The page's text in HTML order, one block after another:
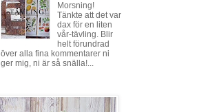
Morsning!
Tänkte att det var
dax för en liten
vår-tävling. Blir
helt förundrad
över alla fina kommentarer ni
ger mig, ni är så snälla!...